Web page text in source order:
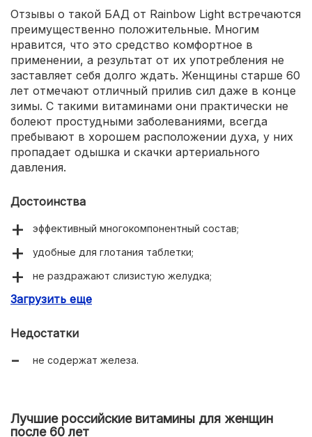
Отзывы о такой БАД от Rainbow Light встречаются
преимущественно положительные. Многим
нравится, что это средство комфортное в
применении, а результат от их употребления не
заставляет себя долго ждать. Женщины старше 60
лет отмечают отличный прилив сил даже в конце
зимы. С такими витаминами они практически не
болеют простудными заболеваниями, всегда
пребывают в хорошем расположении духа, у них
пропадает одышка и скачки артериального
давления.
Достоинства
эффективный многокомпонентный состав;
удобные для глотания таблетки;
не раздражают слизистую желудка;
быстро дают прилив энергии;
Загрузить еще
Недостатки
не содержат железа.
Лучшие российские витамины для женщин
после 60 лет